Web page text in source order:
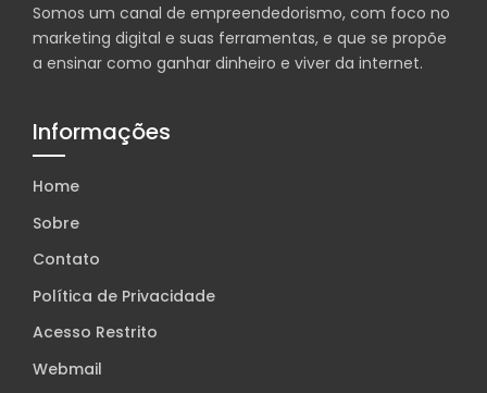
Somos um canal de empreendedorismo, com foco no
marketing digital e suas ferramentas, e que se propõe
a ensinar como ganhar dinheiro e viver da internet.
Informações
Home
Sobre
Contato
Política de Privacidade
Acesso Restrito
Webmail